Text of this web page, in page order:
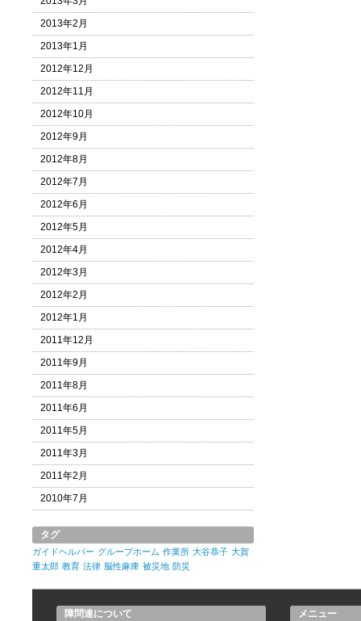
2013年2月
2013年1月
2012年12月
2012年11月
2012年10月
2012年9月
2012年8月
2012年7月
2012年6月
2012年5月
2012年4月
2012年3月
2012年2月
2012年1月
2011年12月
2011年9月
2011年8月
2011年6月
2011年5月
2011年3月
2011年2月
2010年7月
タグ
ガイドヘルパー グループホーム 作業所 大谷恭子 大賀
重太郎 教育 法律 脳性麻痺 被災地 防災
障問連について
メニュー